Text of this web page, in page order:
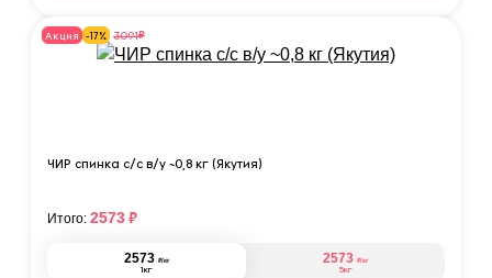
Акция -17% 3091₽
ЧИР спинка с/с в/у ~0,8 кг (Якутия)
2573 ₽/кг
1кг
2573 ₽/кг
5кг
Итого: 2573₽